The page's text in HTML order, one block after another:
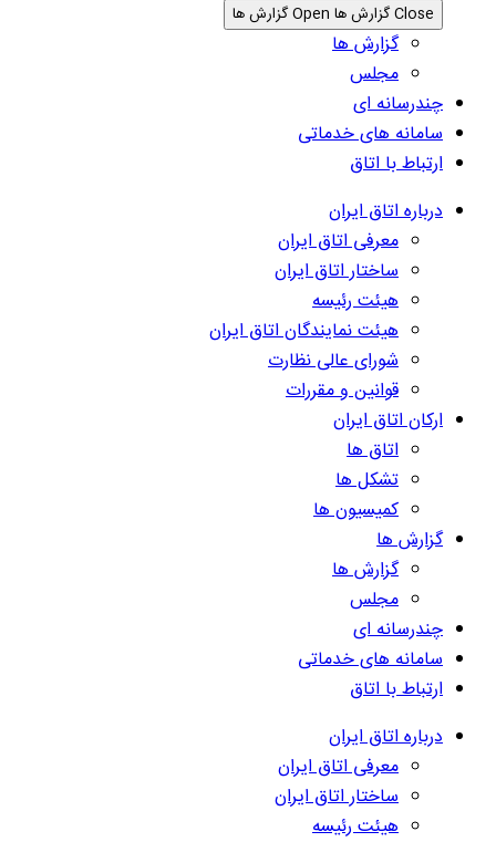
Close گزارش ها Open گزارش ها
گزارش ها
مجلس
چندرسانه ای
سامانه های خدماتی
ارتباط با اتاق
درباره اتاق ایران
معرفی اتاق ایران
ساختار اتاق ایران
هیئت رئیسه
هیئت نمایندگان اتاق ایران
شورای عالی نظارت
قوانین و مقررات
ارکان اتاق ایران
اتاق ها
تشکل ها
کمیسیون ها
گزارش ها
گزارش ها
مجلس
چندرسانه ای
سامانه های خدماتی
ارتباط با اتاق
درباره اتاق ایران
معرفی اتاق ایران
ساختار اتاق ایران
هیئت رئیسه